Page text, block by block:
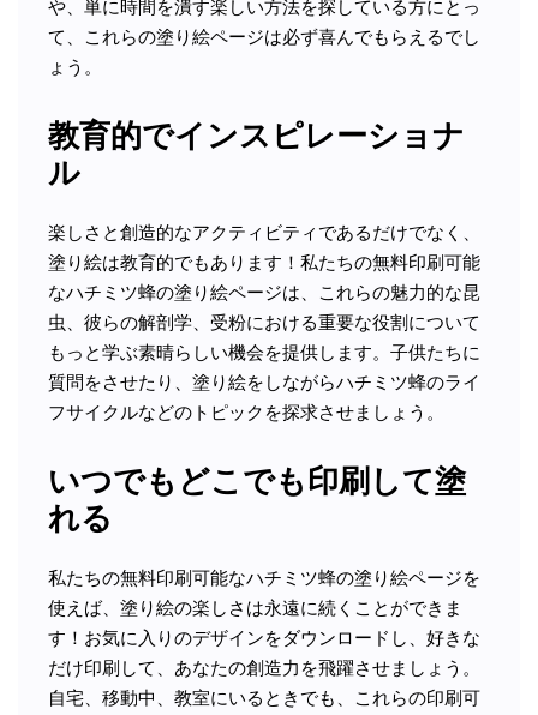
や、単に時間を潰す楽しい方法を探している方にとっ
て、これらの塗り絵ページは必ず喜んでもらえるでし
ょう。
教育的でインスピレーショナ
ル
楽しさと創造的なアクティビティであるだけでなく、
塗り絵は教育的でもあります！私たちの無料印刷可能
なハチミツ蜂の塗り絵ページは、これらの魅力的な昆
虫、彼らの解剖学、受粉における重要な役割について
もっと学ぶ素晴らしい機会を提供します。子供たちに
質問をさせたり、塗り絵をしながらハチミツ蜂のライ
フサイクルなどのトピックを探求させましょう。
いつでもどこでも印刷して塗
れる
私たちの無料印刷可能なハチミツ蜂の塗り絵ページを
使えば、塗り絵の楽しさは永遠に続くことができま
す！お気に入りのデザインをダウンロードし、好きな
だけ印刷して、あなたの創造力を飛躍させましょう。
自宅、移動中、教室にいるときでも、これらの印刷可